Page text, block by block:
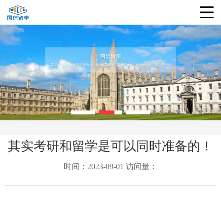
其实考研和留学是可以同时准备的！
时间：2023-09-01 访问量：